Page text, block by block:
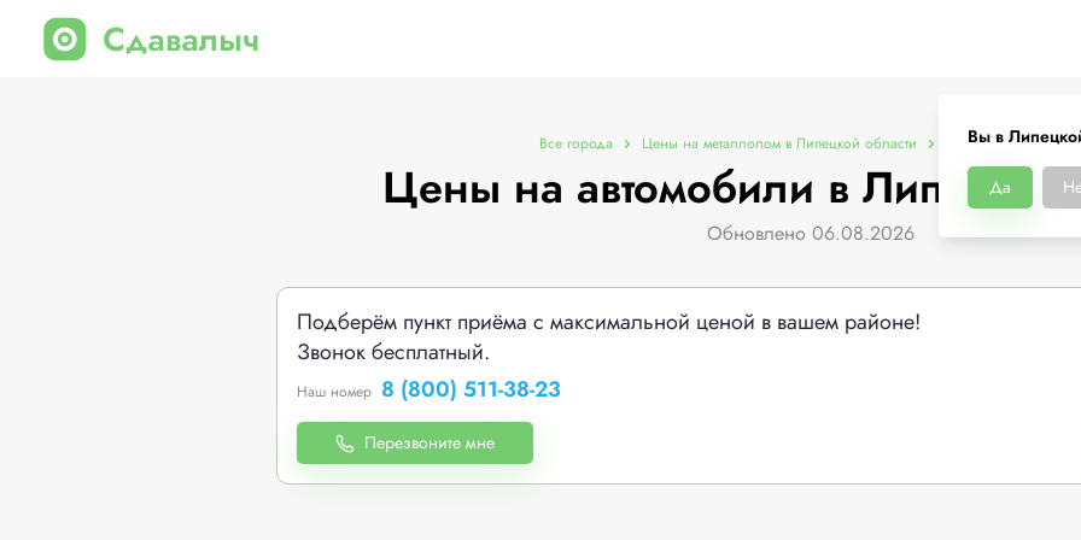
Вы в
Да
Все города Цены на металлолом в Липецкой области Цены на
Цены на автомобили в Липецкой
Обновлено 06.08.2026
Подберём пункт приёма с максимальной ценой в вашем районе!
Звонок бесплатный.
Наш номер 8 (800) 511-38-23
Перезвоните мне